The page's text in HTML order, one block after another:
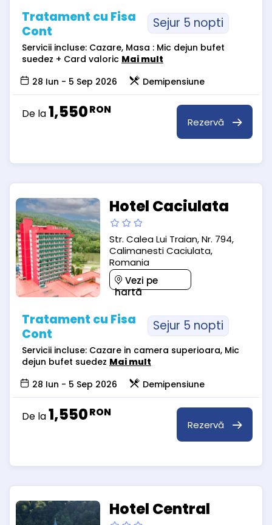
Tratament cu Fisa
Cont
Sejur 5 nopti
Servicii incluse: Cazare, Masa : Mic dejun bufet
suedez + Card valoric Mai mult
28 Iun - 5 Sep 2026
Demipensiune
De la1,550RON
Rezervă
Hotel Caciulata
Str. Calea Lui Traian, Nr. 794,
Calimanesti Caciulata,
Romania
Vezi pe
hartă
Tratament cu Fisa
Cont
Sejur 5 nopti
Servicii incluse: Cazare in camera superioara, Mic
dejun bufet suedez Mai mult
28 Iun - 5 Sep 2026
Demipensiune
De la1,550RON
Rezervă
Hotel Central